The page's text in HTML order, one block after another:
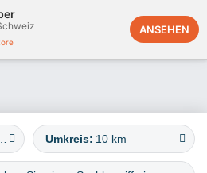
ANSEHEN
Deutschland
Umkreis: 10 km